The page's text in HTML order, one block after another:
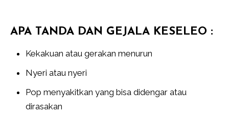
APA TANDA DAN GEJALA KESELEO :
Kekakuan atau gerakan menurun
Nyeri atau nyeri
Pop menyakitkan yang bisa didengar atau
dirasakan